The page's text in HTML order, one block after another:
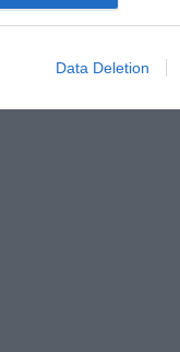
Data Deletion